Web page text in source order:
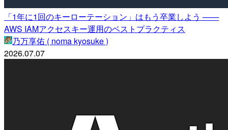
「1年に1回のキーローテーション」はもう卒業しよう ——
AWS IAMアクセスキー運用のベストプラクティス
乃万享佑 ( noma kyosuke )
2026.07.07